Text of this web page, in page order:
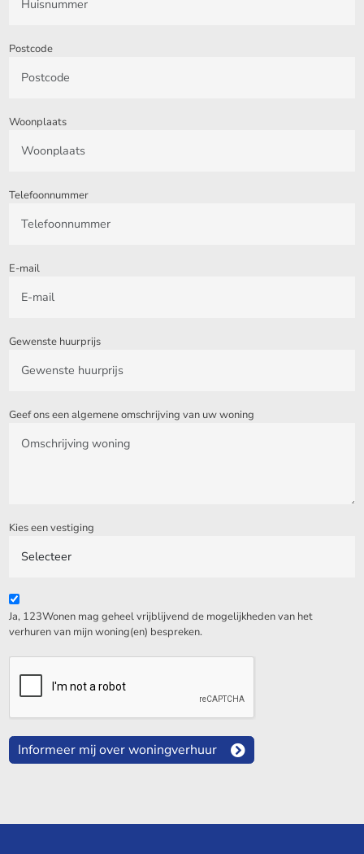
Postcode
Woonplaats
Telefoonnummer
E-mail
Gewenste huurprijs
Geef ons een algemene omschrijving van uw woning
Kies een vestiging
Ja, 123Wonen mag geheel vrijblijvend de mogelijkheden van het
verhuren van mijn woning(en) bespreken.
Informeer mij over woningverhuur